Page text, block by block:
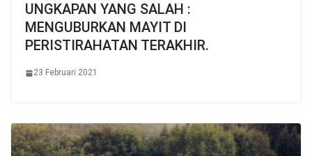
UNGKAPAN YANG SALAH :
MENGUBURKAN MAYIT DI
PERISTIRAHATAN TERAKHIR.
23 Februari 2021